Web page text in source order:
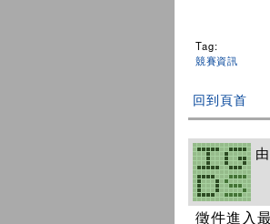
Tag:
競賽資訊
回到頁首
由
徵件進入